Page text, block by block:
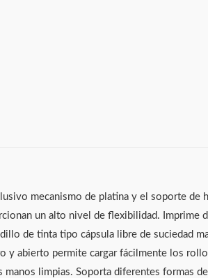
mecanismo de platina y el soporte
un alto nivel de flexibilidad. Imprime
de tinta tipo cápsula libre de suciedad
y abierto permite cargar fácilmente los
limpias. Soporta diferentes formas